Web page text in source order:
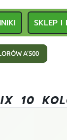
SKLEP I
A’500
10